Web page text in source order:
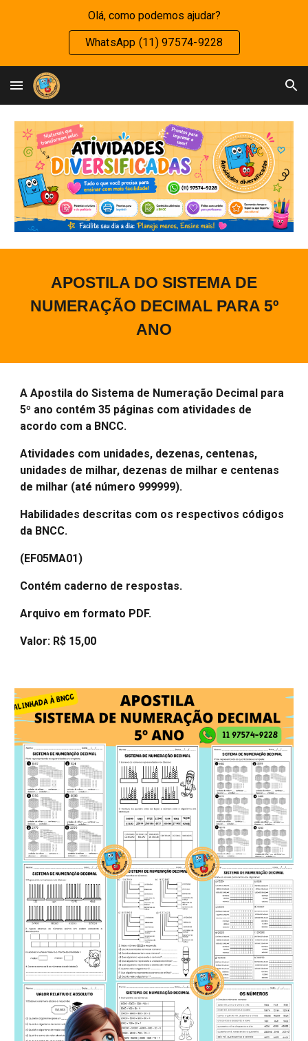
Olá, como podemos ajudar?
WhatsApp (11) 97574-9228
APOSTILA DO SISTEMA DE
NUMERAÇÃO DECIMAL PARA 5º
ANO
A Apostila do Sistema de Numeração Decimal para
5º ano contém 35 páginas com atividades de
acordo com a BNCC.
Atividades com unidades, dezenas, centenas,
unidades de milhar, dezenas de milhar e centenas
de milhar (até número 999999).
Habilidades descritas com os respectivos códigos
da BNCC.
(EF05MA01)
Contém caderno de respostas.
Arquivo em formato PDF.
Valor: R$ 15,00